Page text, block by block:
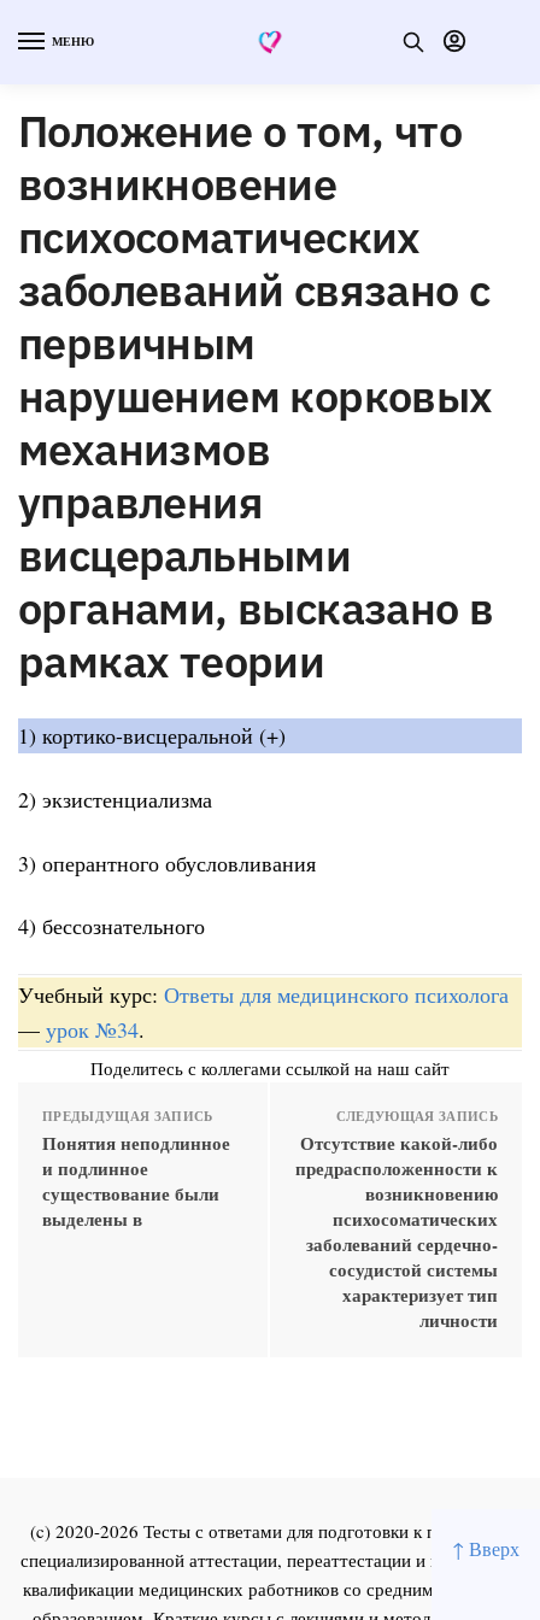
↑ Вверх
МЕНЮ
Положение о том, что
возникновение
психосоматических
заболеваний связано с
первичным
нарушением корковых
механизмов
управления
висцеральными
органами, высказано в
рамках теории
1) кортико-висцеральной (+)
2) экзистенциализма
3) оперантного обусловливания
4) бессознательного
Учебный курс: Ответы для медицинского психолога
— урок №34.
Поделитесь с коллегами ссылкой на наш сайт
ПРЕДЫДУЩАЯ ЗАПИСЬ
Понятия неподлинное
и подлинное
существование были
выделены в
СЛЕДУЮЩАЯ ЗАПИСЬ
Отсутствие какой-либо
предрасположенности к
возникновению
психосоматических
заболеваний сердечно-
сосудистой системы
характеризует тип
личности
(c) 2020-2026 Тесты с ответами для подготовки к первичной
специализированной аттестации, переаттестации и повышения
квалификации медицинских работников со средним и высшим